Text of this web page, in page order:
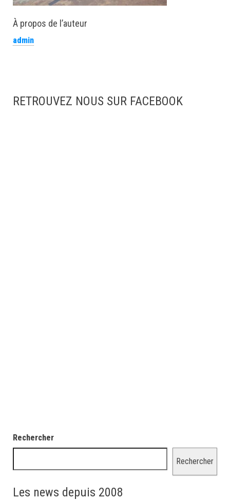
À propos de l’auteur
admin
RETROUVEZ NOUS SUR FACEBOOK
Rechercher
Rechercher
Les news depuis 2008